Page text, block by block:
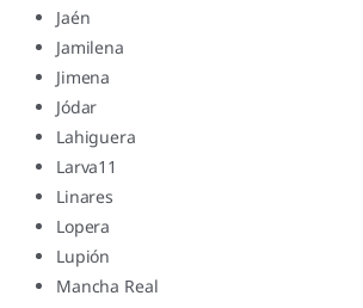
Jaén
Jamilena
Jimena
Jódar
Lahiguera
Larva11​
Linares
Lopera
Lupión
Mancha Real